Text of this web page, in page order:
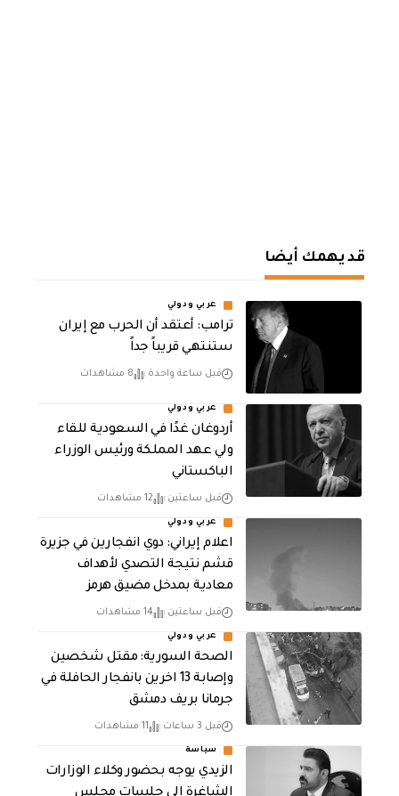
قد يهمك أيضا
عربي ودولي
‏ترامب: أعتقد أن الحرب مع إيران
ستنتهي قريباً جداً
قبل ساعة واحدة 8 مشاهدات
عربي ودولي
أردوغان غدًا في السعودية للقاء
ولي عهد المملكة ورئيس الوزراء
الباكستاني
قبل ساعتين 12 مشاهدات
عربي ودولي
اعلام إيراني: دوي انفجارين في جزيرة
قشم نتيجة التصدي لأهداف
معادية بمدخل مضيق هرمز
قبل ساعتين 14 مشاهدات
عربي ودولي
الصحة السورية: مقتل شخصين
وإصابة 13 اخرين بانفجار الحافلة في
جرمانا بريف دمشق
قبل 3 ساعات 11 مشاهدات
سياسة
الزيدي يوجه بحضور وكلاء الوزارات
الشاغرة الى جلسات مجلس